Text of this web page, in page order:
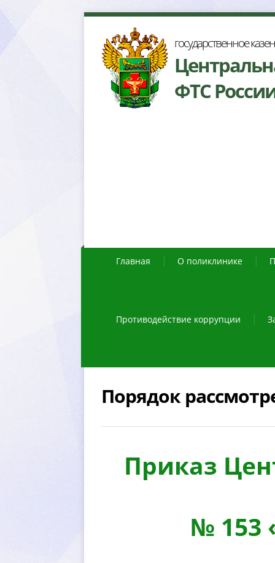
осударственное
ФТС
Главная О поликлинике
Противодействие коррупции
Порядок
Приказ
№ 153